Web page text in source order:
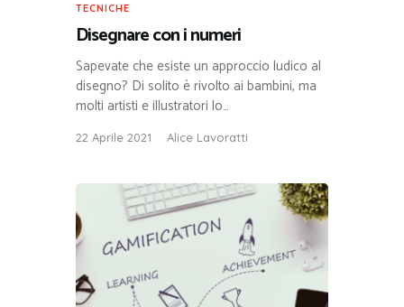
TECNICHE
Disegnare con i numeri
Sapevate che esiste un approccio ludico al
disegno? Di solito è rivolto ai bambini, ma
molti artisti e illustratori lo…
22 Aprile 2021 Alice Lavoratti